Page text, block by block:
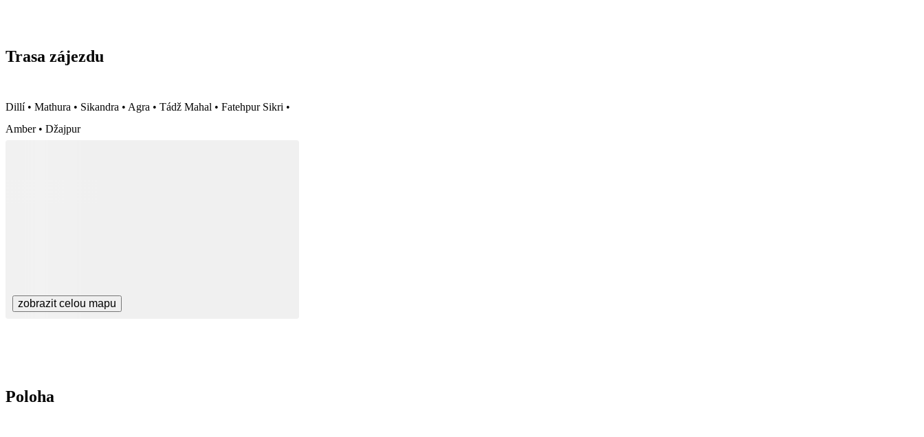
Trasa zájezdu
Dillí • Mathura • Sikandra • Agra • Tádž Mahal • Fatehpur Sikri •
Amber • Džajpur
zobrazit celou mapu
Poloha